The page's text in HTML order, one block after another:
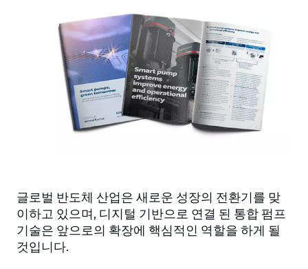
글로벌 반도체 산업은 새로운 성장의 전환기를 맞
이하고 있으며, 디지털 기반으로 연결 된 통합 펌프
기술은 앞으로의 확장에 핵심적인 역할을 하게 될
것입니다.